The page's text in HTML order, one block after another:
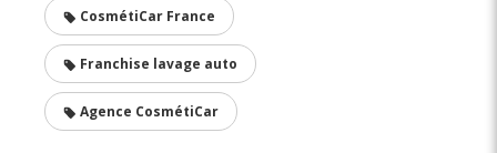
CosmétiCar France
Franchise lavage auto
Agence CosmétiCar